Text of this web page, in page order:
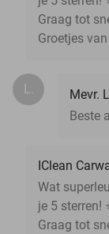
Graag tot
Groetjes
L.
Mevr.
Beste
IClean
Wat
je 5 sterren!
Graag tot